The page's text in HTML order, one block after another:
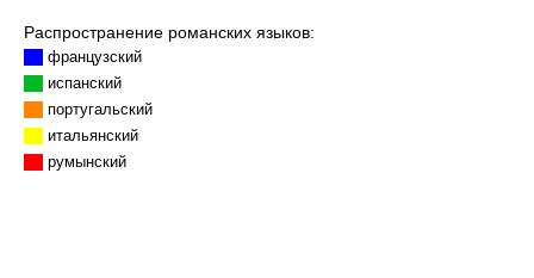
Распространение романских языков:
французский
испанский
португальский
итальянский
румынский